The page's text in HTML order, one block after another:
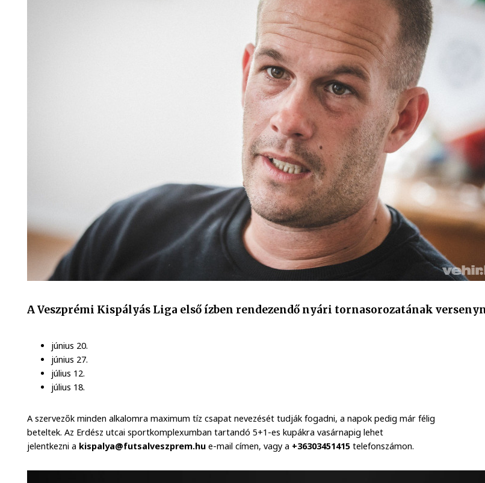
A Veszprémi Kispályás Liga első ízben rendezendő nyári tornasorozatának
június 20.
június 27.
július 12.
július 18.
A szervezők minden alkalomra maximum tíz csapat nevezését tudják fogadni, a napok pedig már félig
beteltek. Az Erdész utcai sportkomplexumban tartandó 5+1-es kupákra vasárnapig lehet
jelentkezni a kispalya@futsalveszprem.hue-mail címen, vagy a +36303451415 telefonszámon.